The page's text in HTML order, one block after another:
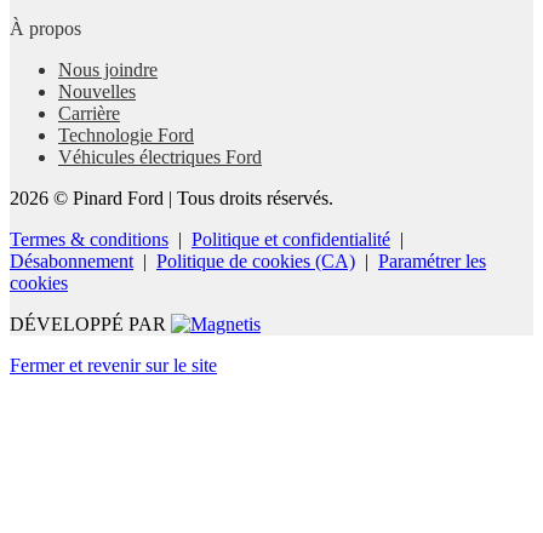
À propos
Nous joindre
Nouvelles
Carrière
Technologie Ford
Véhicules électriques Ford
2026 © Pinard Ford | Tous droits réservés.
Termes & conditions | Politique et confidentialité |
Désabonnement | Politique de cookies (CA) | Paramétrer les
cookies
DÉVELOPPÉ PAR
Fermer et revenir sur le site